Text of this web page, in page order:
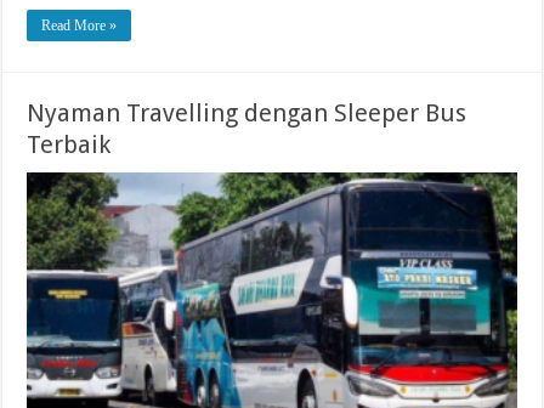
Read More »
Nyaman Travelling dengan Sleeper Bus
Terbaik